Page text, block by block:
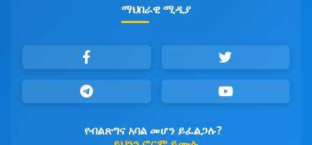
ማህበራዊ ሚዲያ
የብልጽግና አባል መሆን ይፈልጋሉ?